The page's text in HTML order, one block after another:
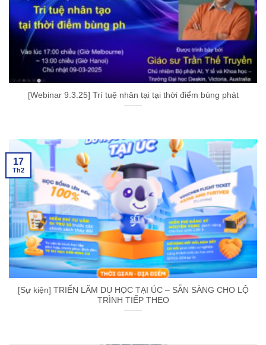
[Webinar 9.3.25] Trí tuệ nhân tại tại thời điểm bùng phát
[Sự kiện] TRIỂN LÃM DU HỌC TẠI ÚC – SẴN SÀNG CHO LỘ
TRÌNH TIẾP THEO
17
Th2